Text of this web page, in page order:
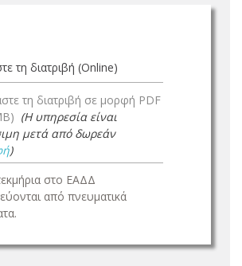
τη διατριβή (Online)
τη διατριβή σε μορφή PDF
(Η υπηρεσία είναι
μετά από δωρεάν
)
στο ΕΑΔΔ
από πνευματικά